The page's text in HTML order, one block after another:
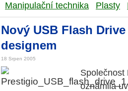
Manipulační technika
Plasty
Nový USB Flash
designem
18 Srpen 2005
Společnost
oznámila